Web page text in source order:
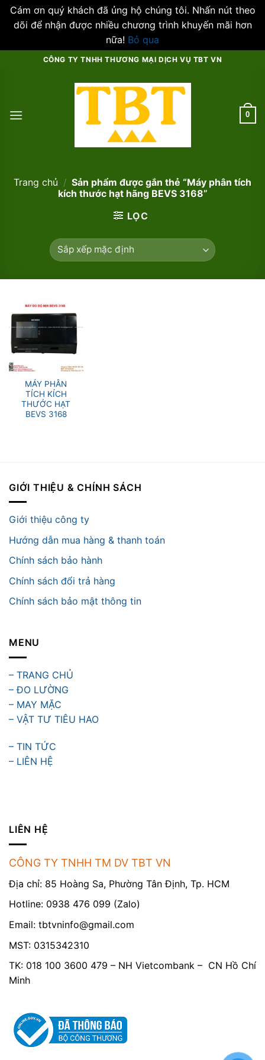
Cám ơn quý khách đã ủng hộ chúng tôi. Nhấn nút theo
dõi để nhận được nhiều chương trình khuyến mãi hơn
nữa! Bỏ qua
CÔNG TY TNHH THƯƠNG MẠI DỊCH VỤ TBT VN
0
Trang chủ / Sản phẩm được gắn thẻ “Máy phân tích
kích thước hạt hãng BEVS 3168”
LỌC
MÁY PHÂN
TÍCH KÍCH
THƯỚC HẠT
BEVS 3168
GIỚI THIỆU & CHÍNH SÁCH
Giới thiệu công ty
Hướng dẫn mua hàng & thanh toán
Chính sách bảo hành
Chính sách đổi trả hàng
Chính sách bảo mật thông tin
MENU
– TRANG CHỦ
– ĐO LƯỜNG
– MAY MẶC
– VẬT TƯ TIÊU HAO
– TIN TỨC
– LIÊN HỆ
LIÊN HỆ
CÔNG TY TNHH TM DV TBT VN
Địa chỉ: 85 Hoàng Sa, Phường Tân Định, Tp. HCM
Hotline: 0938 476 099 (Zalo)
Email: tbtvninfo@gmail.com
MST: 0315342310
TK: 018 100 3600 479 – NH Vietcombank – CN Hồ Chí
Minh